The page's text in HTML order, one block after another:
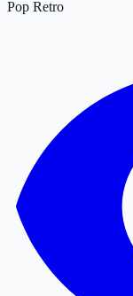
Pop Retro